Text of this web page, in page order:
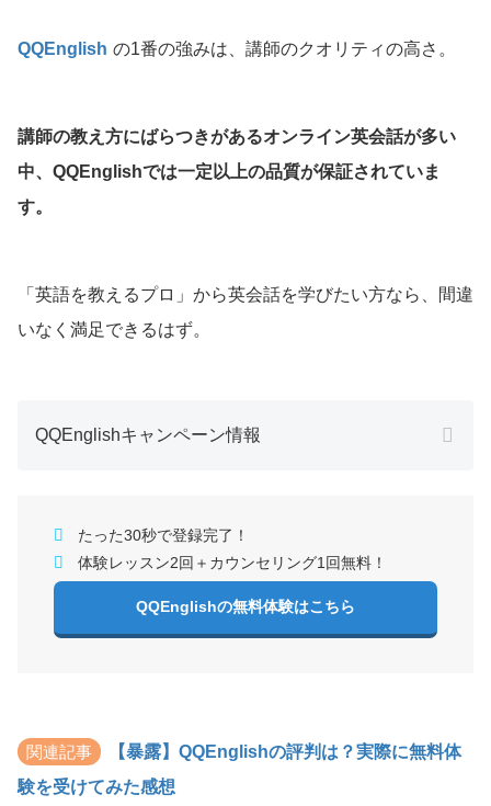
QQEnglish の1番の強みは、講師のクオリティの高さ。
講師の教え方にばらつきがあるオンライン英会話が多い
中、QQEnglishでは一定以上の品質が保証されていま
す。
「英語を教えるプロ」から英会話を学びたい方なら、間違
いなく満足できるはず。
QQEnglishキャンペーン情報
たった30秒で登録完了！
体験レッスン2回＋カウンセリング1回無料！
QQEnglishの無料体験はこちら
関連記事
【暴露】QQEnglishの評判は？実際に無料体
験を受けてみた感想